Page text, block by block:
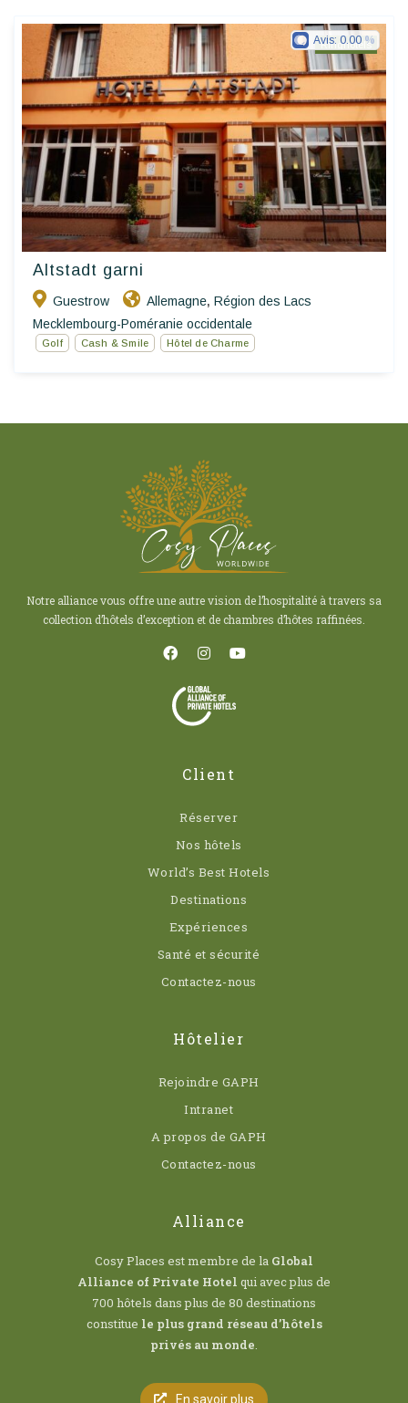
Ringhotels
Altstadt garni
Guestrow Allemagne, Région des Lacs
Mecklembourg-Poméranie occidentale
Avis: 0.00
Golf Cash & Smile Hôtel de Charme
Notre alliance vous offre une autre vision de l’hospitalité à travers sa
collection d’hôtels d’exception et de chambres d’hôtes raffinées.
Client
Réserver
Nos hôtels
World’s Best Hotels
Destinations
Expériences
Santé et sécurité
Contactez-nous
Hôtelier
Rejoindre GAPH
Intranet
A propos de GAPH
Contactez-nous
Alliance
Cosy Places est membre de la Global
Alliance of Private Hotel qui avec plus de
700 hôtels dans plus de 80 destinations
constitue le plus grand réseau d’hôtels
privés au monde.
En savoir plus